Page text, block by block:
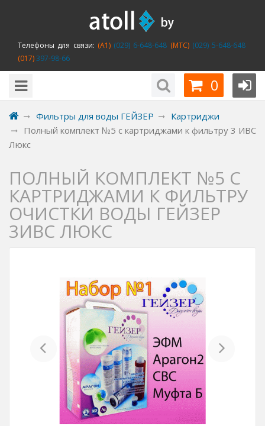
Телефоны для связи: (A1)(029) 6-648-648 (MTC)(029) 5-648-648
(017)397-98-66
0
Фильтры для воды ГЕЙЗЕР
Картриджи
Полный комплект №5 с картриджами к фильтру 3 ИВС
Люкс
ПОЛНЫЙ КОМПЛЕКТ №5 С
КАРТРИДЖАМИ К ФИЛЬТРУ
ОЧИСТКИ ВОДЫ ГЕЙЗЕР
3ИВС ЛЮКС
Previous